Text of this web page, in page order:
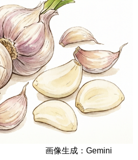
：Gemini